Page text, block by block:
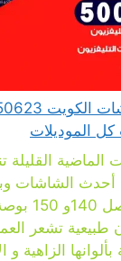
الموديلات
الماضية القليلة
أحدث الشاشات
وبأحجام
طبيعية تشعر
الزاهية